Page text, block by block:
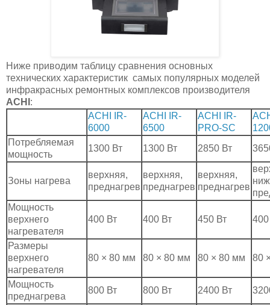
Ниже приводим таблицу сравнения основных
технических характеристик самых популярных моделей
инфракрасных ремонтных комплексов производителя
ACHI :
ACHI IR-
6000
ACHI IR-
6500
ACHI IR-
PRO-SC
Потребляемая
мощность
1300 Вт 1300 Вт 2850 Вт
Зоны нагрева
верхняя,
преднагрев
верхняя,
преднагрев
верхняя,
преднагрев
Мощность
верхнего
нагревателя
400 Вт 400 Вт 450 Вт
Размеры
верхнего
нагревателя
80 × 80 мм 80 × 80 мм 80 × 80 мм 80
Мощность
преднагрева
800 Вт 800 Вт 2400 Вт